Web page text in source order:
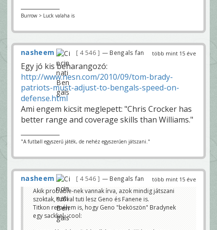
Burrow > Luck valaha is
több mint 15 éve
nasheem 4 546 — Bengals fan
Egy jó kis beharangozó:
http://www.nesn.com/2010/09/tom-brady-
patriots-must-adjust-to-bengals-speed-on-
defense.html
Ami engem kicsit meglepett: "Chris Crocker has
better range and coverage skills than Williams."
"A futball egyszerű játék, de nehéz egyszerűen játszani."
több mint 15 éve
nasheem 4 546 — Bengals fan
Akik probable-nek vannak írva, azok mindig játszani
szoktak, szóval tuti lesz Geno és Fanene is.
Titkon remélem is, hogy Geno "beköszön" Bradynek
egy sackkel. :cool: